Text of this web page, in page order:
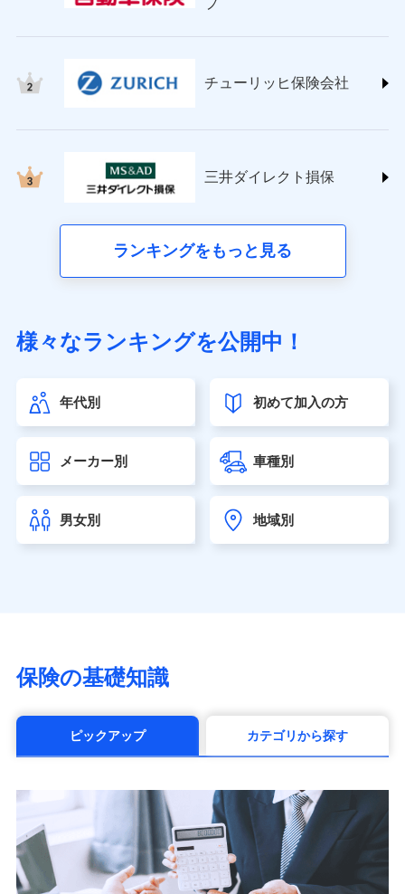
チューリッヒ保険会社 (https://www.zurich.co.jp/)
(https://www.nisshinfire.co.jp/)
(https://www.petfamilyins.co.jp/)
ins.com/)
三井ダイレクト損害保険株式会社
（https://www.sonylife.co.jp）
第一ネオ生命保険株式会社（https://neofirst.co.jp/）
大樹生命保険株式会社（https://www.taiju-life.co.jp）
seimei.co.jp）
チューリッヒ生命保険株式会社
東京海上日動あんしん生命保険株式会社
（https://www.tmn-anshin.co.jp/）
マニュライフ生命保険株式会社
（https://www.manulife.co.jp/）
（https://www.msa-life.co.jp/）
メットライフ生命株式会社(https://www.metlife.co.jp/)
■少額短期保険
株式会社アシロ少額短期保険 (https://kailash.co.jp/)
SBIいきいき少額短期保険会社 (https://www.i-
sedai.com/)
プ
チューリッヒ保険会社
三井ダイレクト損保
ランキングをもっと見る
様々なランキングを公開中！
年代別 初めて加入の方
メーカー別 車種別
男女別 地域別
保険の基礎知識
ピックアップ カテゴリから探す